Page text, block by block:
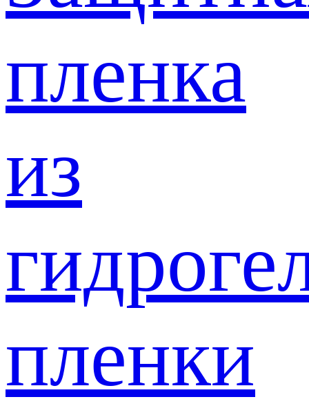
пленка
из
пленки